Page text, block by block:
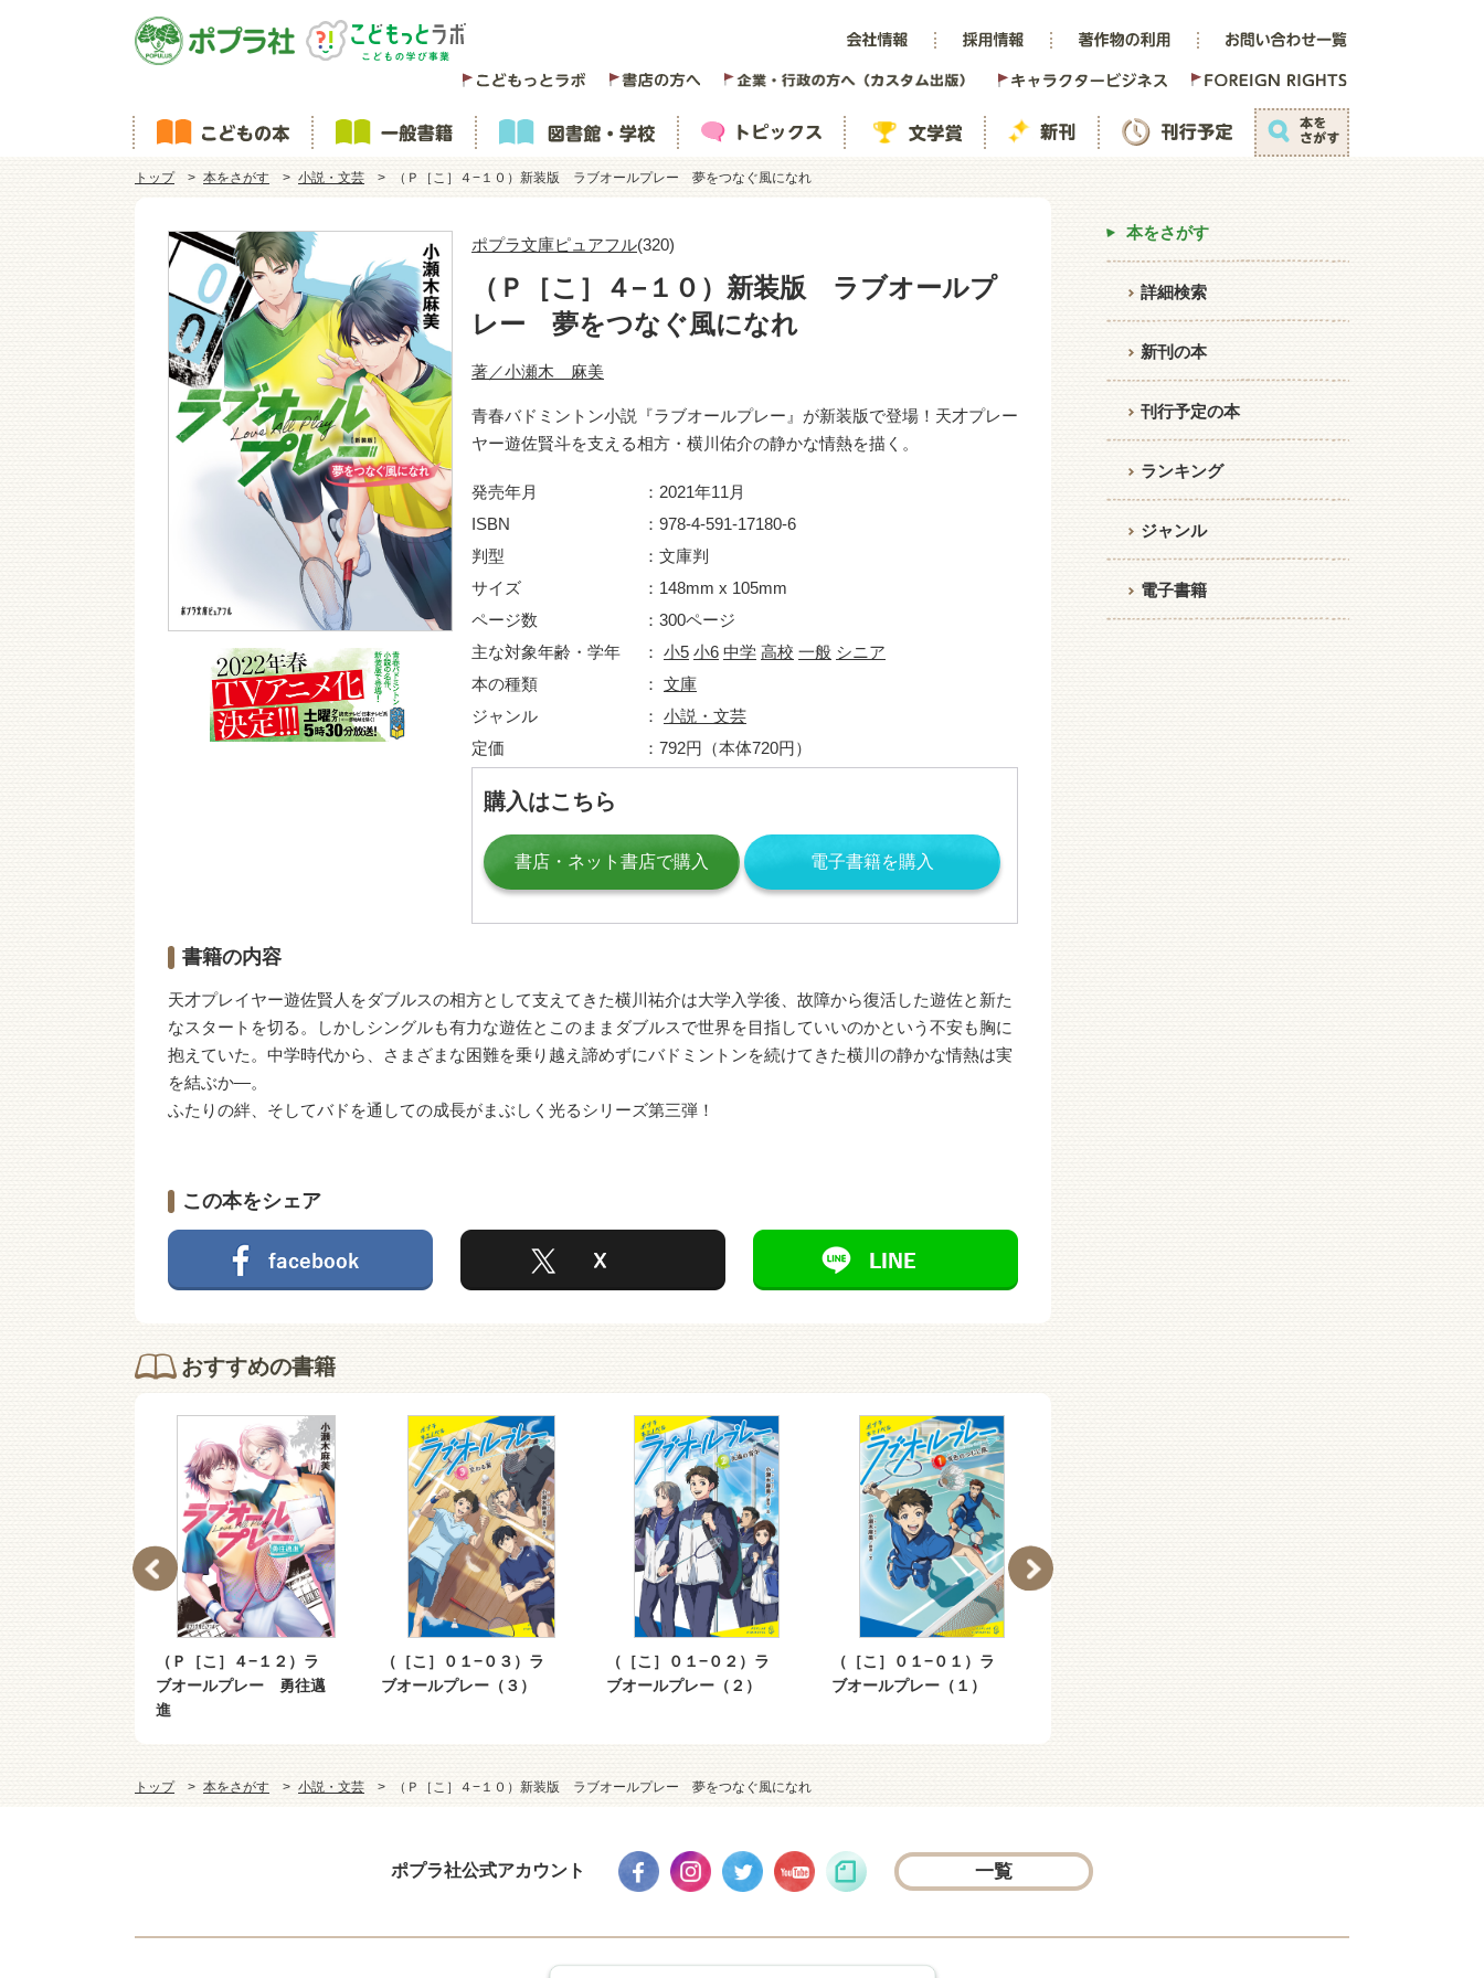
トップ 本をさがす 小説・文芸 （Ｐ［こ］４−１０）新装版 ラブオールプレー 夢をつなぐ風になれ
ポプラ文庫ピュアフル(320)
（Ｐ［こ］４−１０）新装版 ラブオールプ
レー 夢をつなぐ風になれ
著／小瀬木 麻美
青春バドミントン小説『ラブオールプレー』が新装版で登場！天才プレー
ヤー遊佐賢斗を支える相方・横川佑介の静かな情熱を描く。
発売年月
2021年11月
ISBN
978-4-591-17180-6
判型
文庫判
サイズ
148mm x 105mm
ページ数
300ページ
主な対象年齢・学年
小5 小6 中学 高校 一般 シニア
本の種類
文庫
ジャンル
小説・文芸
定価
792円（本体720円）
購入はこちら
書店・ネット書店で購入 電子書籍を購入
書籍の内容
天才プレイヤー遊佐賢人をダブルスの相方として支えてきた横川祐介は大学入学後、故障から復活した遊佐と新た
なスタートを切る。しかしシングルも有力な遊佐とこのままダブルスで世界を目指していいのかという不安も胸に
抱えていた。中学時代から、さまざまな困難を乗り越え諦めずにバドミントンを続けてきた横川の静かな情熱は実
を結ぶか―。
ふたりの絆、そしてバドを通しての成長がまぶしく光るシリーズ第三弾！
この本をシェア
おすすめの書籍
（Ｐ［こ］４−１２）ラ
ブオールプレー 勇往邁
進
（［こ］０１−０３）ラ
ブオールプレー（３）
（［こ］０１−０２）ラ
ブオールプレー（２）
（［こ］０１−０１）ラ
ブオールプレー（１）
本をさがす
詳細検索
新刊の本
刊行予定の本
ランキング
ジャンル
電子書籍
トップ 本をさがす 小説・文芸 （Ｐ［こ］４−１０）新装版 ラブオールプレー 夢をつなぐ風になれ
ポプラ社公式アカウント 一覧